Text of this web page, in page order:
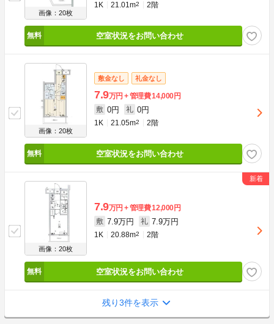
画像：20枚
1K 21.01m2 2階
空室状況をお問い合わせ
画像：20枚
敷金なし 礼金なし
7.9万円 管理費14,000円
敷 0円 礼 0円
1K 21.05m2 2階
空室状況をお問い合わせ
画像：20枚
7.9万円 管理費12,000円
敷 7.9万円 礼 7.9万円
1K 20.88m2 2階
空室状況をお問い合わせ
残り3件を表示